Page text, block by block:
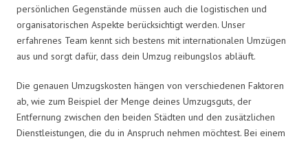
persönlichen Gegenstände müssen auch die logistischen und
organisatorischen Aspekte berücksichtigt werden. Unser
erfahrenes Team kennt sich bestens mit internationalen Umzügen
aus und sorgt dafür, dass dein Umzug reibungslos abläuft.
Die genauen Umzugskosten hängen von verschiedenen Faktoren
ab, wie zum Beispiel der Menge deines Umzugsguts, der
Entfernung zwischen den beiden Städten und den zusätzlichen
Dienstleistungen, die du in Anspruch nehmen möchtest. Bei einem